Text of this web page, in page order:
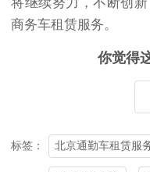
商务车租赁服务。
你觉得
标签： 北京通勤车租赁服